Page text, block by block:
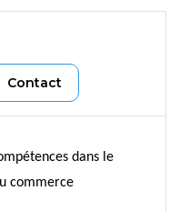
Contact
dans le
commerce